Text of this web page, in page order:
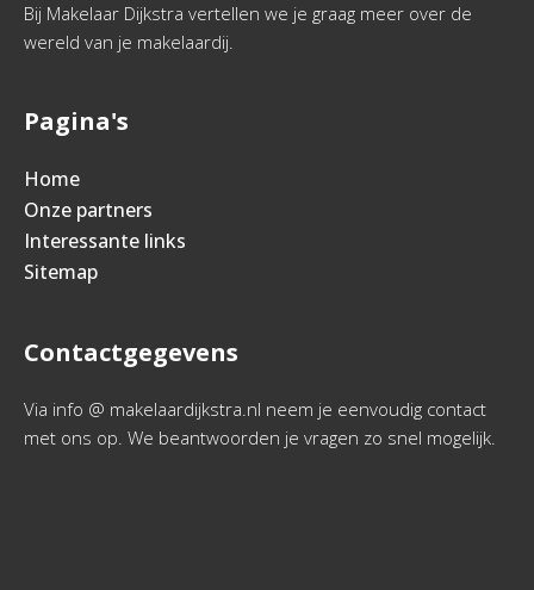
Bij Makelaar Dijkstra vertellen we je graag meer over de
wereld van je makelaardij.
Pagina's
Home
Onze partners
Interessante links
Sitemap
Contactgegevens
Via info @ makelaardijkstra.nl neem je eenvoudig contact
met ons op. We beantwoorden je vragen zo snel mogelijk.